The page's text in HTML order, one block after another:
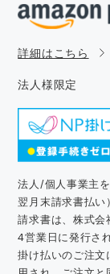
詳細はこちら
法人様限定
法人/個人事業主
翌月末請求書払い）
請求書は、株式会
4営業日に発行さ
掛け払いのご注文